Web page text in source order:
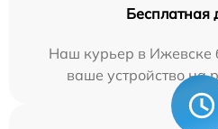
Бесплатная
Наш курьер в Ижевске
ваше устройство на